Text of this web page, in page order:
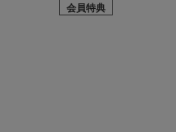
会員特典